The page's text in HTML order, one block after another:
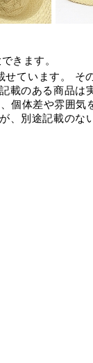
きます。
せています。 そ
載のある商品は
個体差や雰囲気
、別途記載のな